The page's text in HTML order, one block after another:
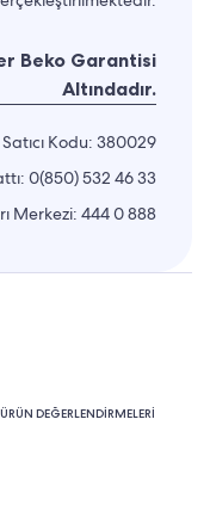
Beko Garantisi
Altındadır.
Kodu: 380029
0(850) 532 46 33
Merkezi: 444 0 888
ÜRÜN DEĞERLENDİRMELERİ